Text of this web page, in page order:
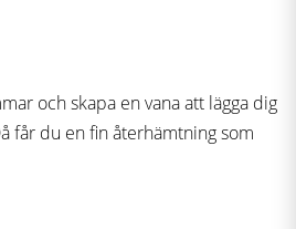
och skapa en vana att lägga dig
får du en fin återhämtning som